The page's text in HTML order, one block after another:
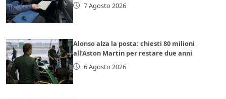
7 Agosto 2026
Alonso alza la posta: chiesti 80 milioni
all’Aston Martin per restare due anni
6 Agosto 2026